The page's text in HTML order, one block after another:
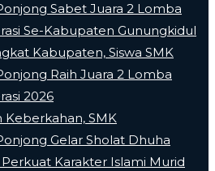
Sabet Juara 2 Lomba
Se-Kabupaten Gunungkidul
Kabupaten, Siswa SMK
Raih Juara 2 Lomba
2026
Keberkahan, SMK
Gelar Sholat Dhuha
Karakter Islami Murid